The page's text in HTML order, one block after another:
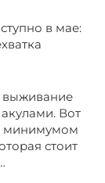
в мае:
выживание
Вот
минимумом
стоит